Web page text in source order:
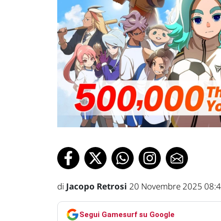
di Jacopo Retrosi 20 Novembre 2025
Segui Gamesurf su Google